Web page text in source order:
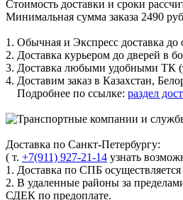
Стоимость доставки и сроки
Минимальная сумма заказа 2490
1. Обычная и Экспресс доставка
2. Доставка курьером до дверей в
3. Доставка любыми удобными ТК
4. Доставим заказ в Казахстан,
Подробнее по ссылке: раздел
Доставка по Санкт-Петербургу:
( т. +7(911) 927-21-14 узнать
1. Доставка по СПБ
2. В удаленные районы за
СДЕК по предоплате.